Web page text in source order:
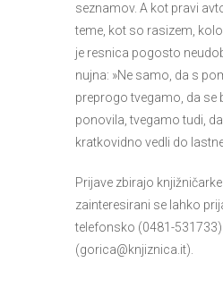
seznamov. A kot pravi
teme, kot so rasizem,
je resnica pogosto
nujna: »Ne samo, da s
preprogo tvegamo, da se
ponovila, tvegamo tudi,
kratkovidno vedli do
Prijave zbirajo
zainteresirani se lahko
telefonsko (0481-
(gorica@knjiznica.it).